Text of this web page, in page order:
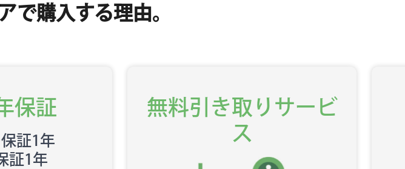
で購入する理由。
保証
証1年
証1年
無料引き取りサービ
ス